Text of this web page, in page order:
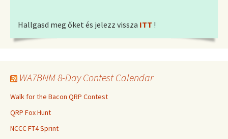
Hallgasd meg őket és jelezz vissza ITT !
WA7BNM 8-Day Contest Calendar
Walk for the Bacon QRP Contest
QRP Fox Hunt
NCCC FT4 Sprint